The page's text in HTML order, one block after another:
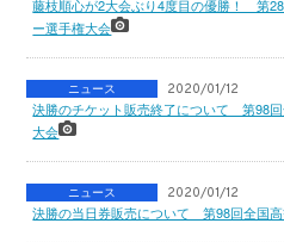
藤枝順心が2大会ぶり4度目の優勝！ 第
ー選手権大会
ニュース 2020/01/12
決勝のチケット販売終了について 第98
大会
ニュース 2020/01/12
決勝の当日券販売について 第98回全国